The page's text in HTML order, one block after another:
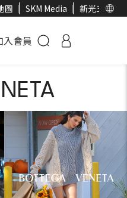
圖 SKM Media 新光三越官
入會員